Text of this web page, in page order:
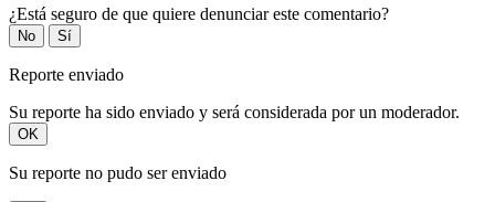
¿Está seguro de que quiere denunciar este comentario?
No Sí
Reporte enviado
Su reporte ha sido enviado y será considerada por un moderador.
OK
Su reporte no pudo ser enviado